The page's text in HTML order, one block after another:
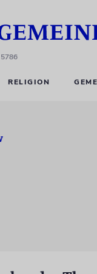
RELIGION